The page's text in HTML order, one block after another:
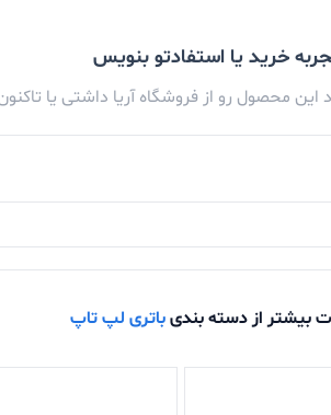
خرید یا استفادتو بنویس
این محصول رو از فروشگاه آریا داشتی یا
بیشتر از دسته بندیباتری لپ تاپ